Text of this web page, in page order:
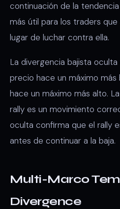
continuación de la
más útil para los traders
lugar de luchar contra ella.
La divergencia bajista
precio hace un máximo más
hace un máximo más alto.
rally es un movimiento
oculta confirma que el rally
antes de continuar a la baja.
Multi-Marco
Divergence